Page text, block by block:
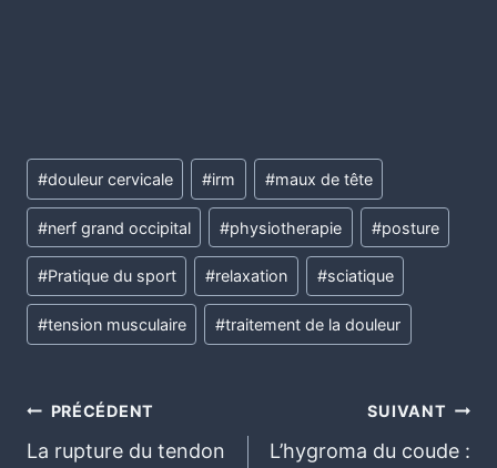
#douleur cervicale #irm #maux de tête
#nerf grand occipital #physiotherapie #posture
#Pratique du sport #relaxation #sciatique
#tension musculaire #traitement de la douleur
PRÉCÉDENT
La rupture du tendon
SUIVANT
L’hygroma du coude :